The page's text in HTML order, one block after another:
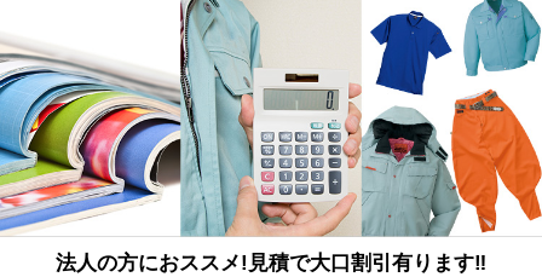
法人の方におススメ!見積で大口割引有ります‼